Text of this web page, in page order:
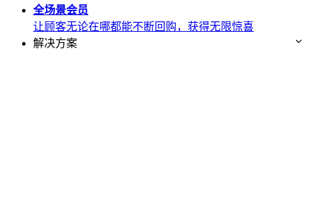
全场景会员
让顾客无论在哪都能不断回购，获得无限惊喜
解决方案